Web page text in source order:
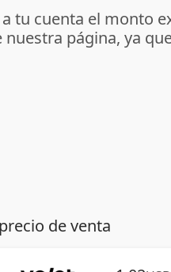
tu cuenta el monto
nuestra página, ya
de venta